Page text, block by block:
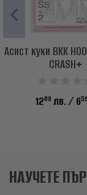
Асист куки BKK
CRASH+
1289 лв. / 659
НАУЧЕТЕ